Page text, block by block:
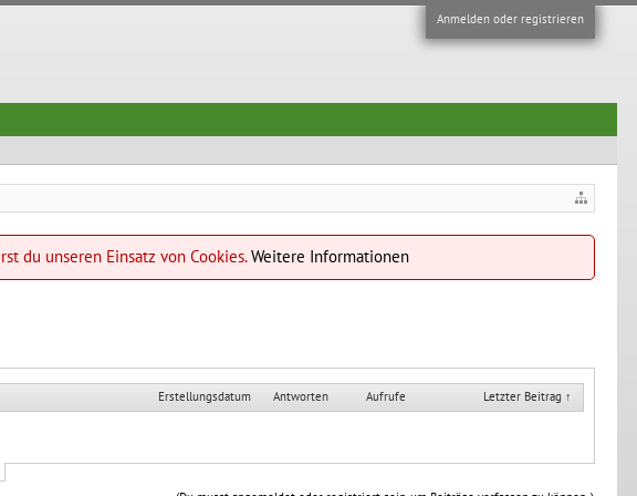
Anmelden oder registrieren
du unseren Einsatz von Cookies.Weitere Informationen
Erstellungsdatum Antworten Aufrufe Letzter Beitrag ↑